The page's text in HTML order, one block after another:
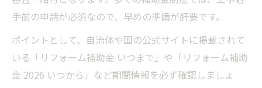
手前の申請が必須なので、早めの準備が肝要です。
ポイントとして、自治体や国の公式サイトに掲載されて
いる「リフォーム補助金 いつまで」や「リフォーム補助
金 2026 いつから」など期間情報を必ず確認しましょ